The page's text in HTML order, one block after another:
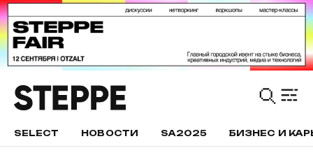
SELECT НОВОСТИ SA2025 БИЗНЕС И